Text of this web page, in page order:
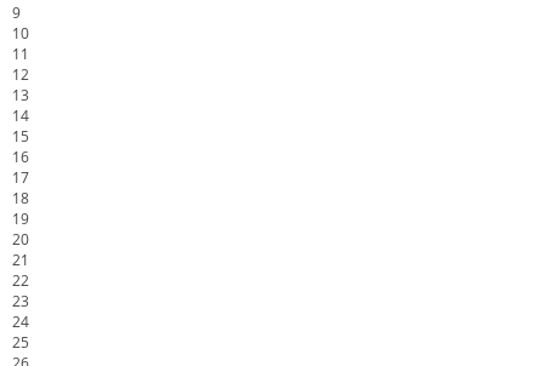
9
10
11
12
13
14
15
16
17
18
19
20
21
22
23
24
25